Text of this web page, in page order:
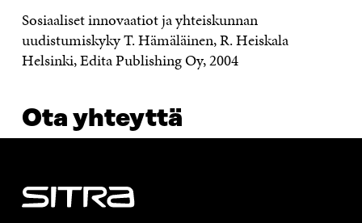
Sosiaaliset innovaatiot ja yhteiskunnan
uudistumiskyky T. Hämäläinen, R. Heiskala
Helsinki, Edita Publishing Oy, 2004
Ota yhteyttä